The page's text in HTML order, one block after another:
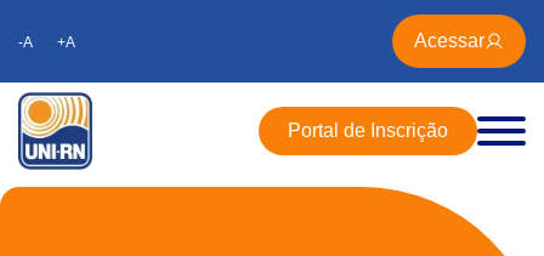
-A +A Acessar
Portal de Inscrição